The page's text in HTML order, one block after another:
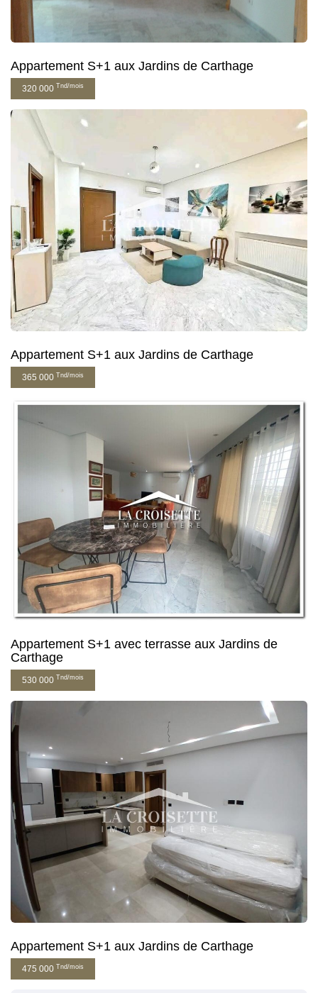
Appartement S+1 aux Jardins de Carthage
320 000 Tnd/mois
Appartement S+1 aux Jardins de Carthage
365 000 Tnd/mois
Appartement S+1 avec terrasse aux Jardins de
Carthage
530 000 Tnd/mois
Appartement S+1 aux Jardins de Carthage
475 000 Tnd/mois